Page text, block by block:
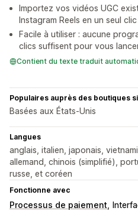
Importez vos vidéos UGC
Instagram Reels en un seul clic
Facile à utiliser : aucune
clics suffisent pour vous
Contient du texte traduit
Populaires auprès des boutiques
Basées aux États-Unis
Langues
anglais, italien, japonais,
allemand, chinois (simplifié),
russe, et coréen
Fonctionne avec
Processus de paiement